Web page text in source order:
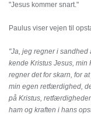
"Jesus kommer snart."
Paulus viser vejen til
"Ja, jeg regner i
kende Kristus Jesus, min
regner det for skarn, for
min egen retfærdighed,
på Kristus,
ham og kraften i hans